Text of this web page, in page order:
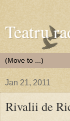
Teatru
Jan 21, 2011
Rivalii de